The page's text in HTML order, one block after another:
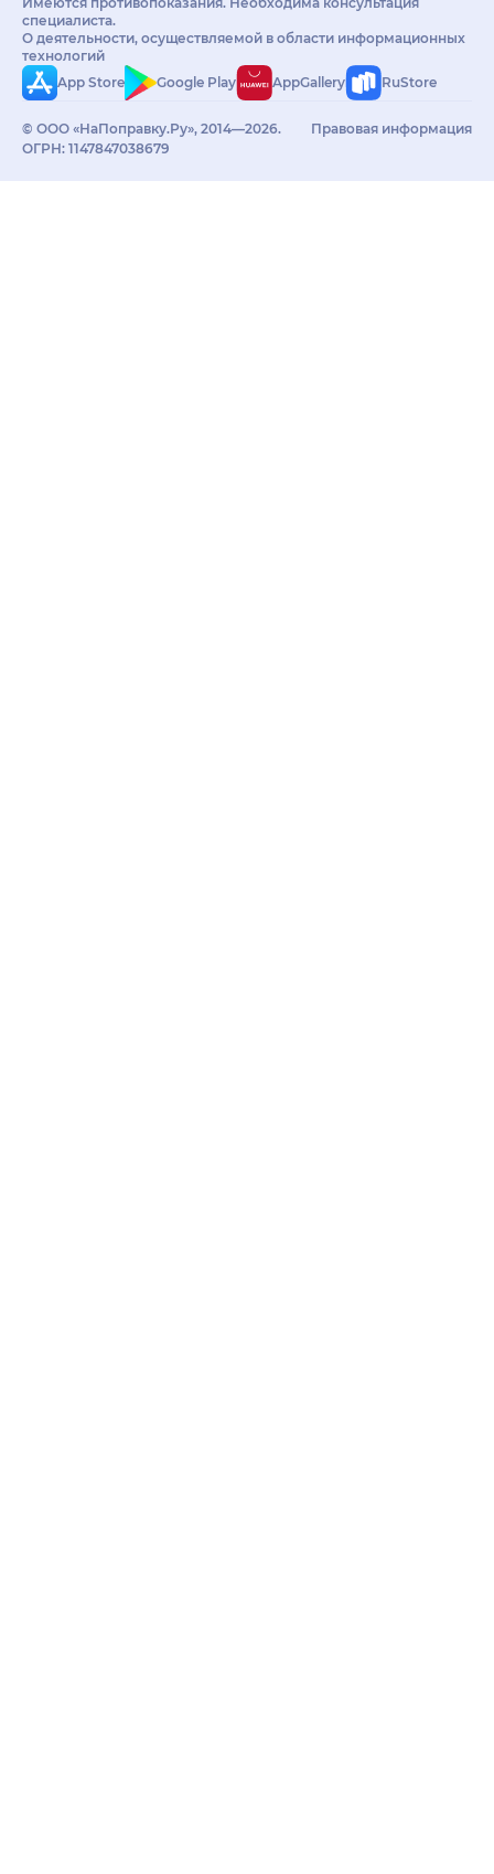
специалиста.
О деятельности, осуществляемой в области информационных
технологий
App Store
Google Play AppGallery RuStore
© ООО «НаПоправку.Ру», 2014—2026.
ОГРН: 1147847038679
Правовая информация